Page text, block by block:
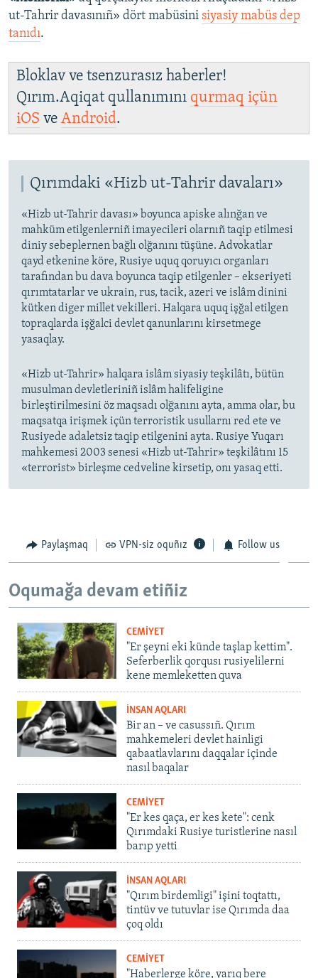
ut-Tahrir davasınıñ» dört mabüsini siyasiy mabüs dep
tanıdı.
Bloklav ve tsenzurasız haberler!
Qırım.Aqiqat qullanımını qurmaq içün
iOS ve Android.
Qırımdaki «Hizb ut-Tahrir davaları»
«Hizb ut-Tahrir davası» boyunca apiske alınğan ve
mahküm etilgenlerniñ imayecileri olarnıñ taqip etilmesi
diniy sebeplernen bağlı olğanını tüşüne. Advokatlar
qayd etkenine köre, Rusiye uquq qoruyıcı organları
tarafından bu dava boyunca taqip etilgenler – ekseriyeti
qırımtatarlar ve ukrain, rus, tacik, azeri ve islâm dinini
kütken diger millet vekilleri. Halqara uquq işğal etilgen
topraqlarda işğalci devlet qanunlarını kirsetmege
yasaqlay.
«Hizb ut-Tahrir» halqara islâm siyasiy teşkilâtı, bütün
musulman devletleriniñ islâm halifeligine
birleştirilmesini öz maqsadı olğanını ayta, amma olar, bu
maqsatqa irişmek içün terroristik usullarnı red ete ve
Rusiyede adaletsiz taqip etilgenini ayta. Rusiye Yuqarı
mahkemesi 2003 senesi «Hizb ut-Tahrir» teşkilâtını 15
«terrorist» birleşme cedveline kirsetip, onı yasaq etti.
Paylaşmaq VPN-siz oquñız Follow us
Oqumağa devam etiñiz
CEMİYET
"Er şeyni eki künde taşlap kettim".
Seferberlik qorqusı rusiyelilerni
kene memleketten quva
İNSAN AQLARI
Bir an – ve casussıñ. Qırım
mahkemeleri devlet hainligi
qabaatlavlarını daqqalar içinde
nasıl baqalar
CEMİYET
"Er kes qaça, er kes kete": cenk
Qırımdaki Rusiye turistlerine nasıl
barıp yetti
İNSAN AQLARI
"Qırım birdemligi" işini toqtattı,
tintüv ve tutuvlar ise Qırımda daa
çoq oldı
CEMİYET
"Haberlerge köre, yarıq bere